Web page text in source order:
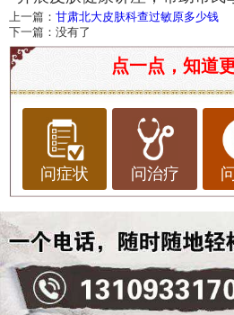
上一篇： 甘肃北大皮肤科查过敏原多少钱
下一篇：没有了
点一点，知道
问症状 问治疗